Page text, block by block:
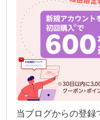
当ブログからの登録